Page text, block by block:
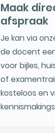
Maak
afspraak
Je kan via
de docent
voor bijles,
of
kosteloos en